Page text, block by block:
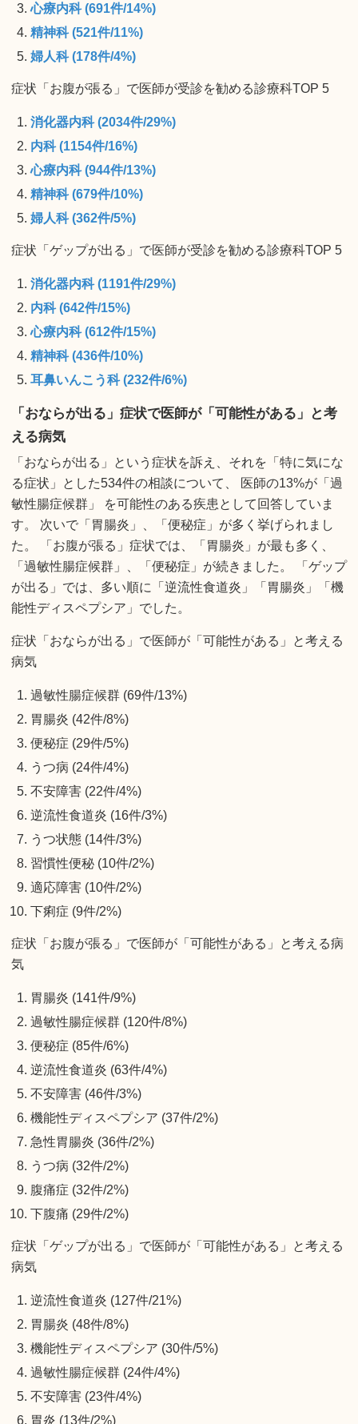
心療内科 (691件/14%)
精神科 (521件/11%)
婦人科 (178件/4%)
症状「お腹が張る」で医師が受診を勧める診療科TOP 5
消化器内科 (2034件/29%)
内科 (1154件/16%)
心療内科 (944件/13%)
精神科 (679件/10%)
婦人科 (362件/5%)
症状「ゲップが出る」で医師が受診を勧める診療科TOP 5
消化器内科 (1191件/29%)
内科 (642件/15%)
心療内科 (612件/15%)
精神科 (436件/10%)
耳鼻いんこう科 (232件/6%)
「おならが出る」症状で医師が「可能性がある」と考
える病気
「おならが出る」という症状を訴え、それを「特に気にな
る症状」とした534件の相談について、 医師の13%が「過
敏性腸症候群」 を可能性のある疾患として回答していま
す。 次いで「胃腸炎」、「便秘症」が多く挙げられまし
た。 「お腹が張る」症状では、「胃腸炎」が最も多く、
「過敏性腸症候群」、「便秘症」が続きました。 「ゲップ
が出る」では、多い順に「逆流性食道炎」「胃腸炎」「機
能性ディスペプシア」でした。
症状「おならが出る」で医師が「可能性がある」と考える
病気
過敏性腸症候群 (69件/13%)
胃腸炎 (42件/8%)
便秘症 (29件/5%)
うつ病 (24件/4%)
不安障害 (22件/4%)
逆流性食道炎 (16件/3%)
うつ状態 (14件/3%)
習慣性便秘 (10件/2%)
適応障害 (10件/2%)
下痢症 (9件/2%)
症状「お腹が張る」で医師が「可能性がある」と考える病
気
胃腸炎 (141件/9%)
過敏性腸症候群 (120件/8%)
便秘症 (85件/6%)
逆流性食道炎 (63件/4%)
不安障害 (46件/3%)
機能性ディスペプシア (37件/2%)
急性胃腸炎 (36件/2%)
うつ病 (32件/2%)
腹痛症 (32件/2%)
下腹痛 (29件/2%)
症状「ゲップが出る」で医師が「可能性がある」と考える
病気
逆流性食道炎 (127件/21%)
胃腸炎 (48件/8%)
機能性ディスペプシア (30件/5%)
過敏性腸症候群 (24件/4%)
不安障害 (23件/4%)
胃炎 (13件/2%)